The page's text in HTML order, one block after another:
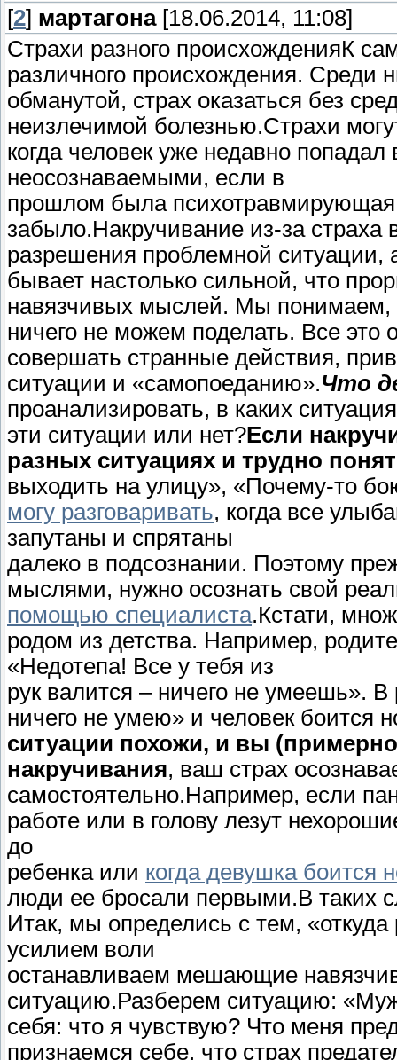
[2] мартагона[18.06.2014, 11:08]
Страхи разного происхожденияК
различного происхождения. Среди
обманутой, страх оказаться без
неизлечимой болезнью.Страхи
когда человек уже недавно
неосознаваемыми, если в
прошлом была психотравмирующая
забыло.Накручивание из-за страха
разрешения проблемной ситуации,
бывает настолько сильной, что
навязчивых мыслей. Мы понимаем,
ничего не можем поделать. Все это
совершать странные действия,
ситуации и «самопоеданию».Что
проанализировать, в каких
эти ситуации или нет?Если
разных ситуациях и трудно
выходить на улицу», «Почему-то
могу разговаривать, когда все
запутаны и спрятаны
далеко в подсознании. Поэтому
мыслями, нужно осознать свой
помощью специалиста.Кстати,
родом из детства. Например,
«Недотепа! Все у тебя из
рук валится – ничего не умеешь». В
ничего не умею» и человек боится
ситуации похожи, и вы
накручивания, ваш страх
самостоятельно.Например, если
работе или в голову лезут
до
ребенка или когда девушка боится
люди ее бросали первыми.В таких
Итак, мы определись с тем,
усилием воли
останавливаем мешающие
ситуацию.Разберем ситуацию:
себя: что я чувствую? Что меня
признаемся себе, что страх